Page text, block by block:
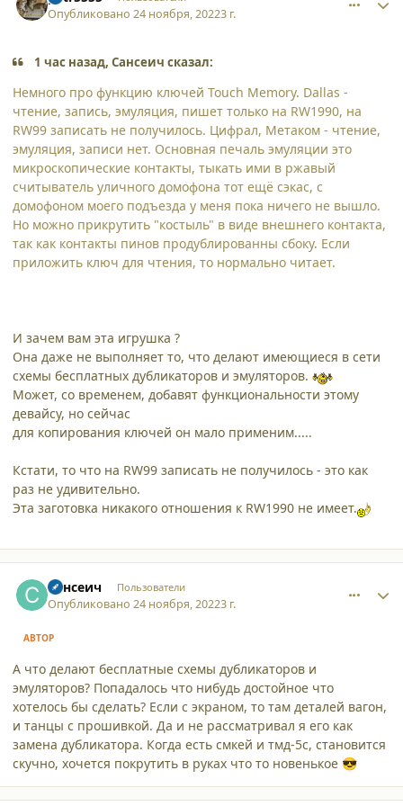
Опубликовано24 ноября, 20223 г.
1 час назад, Сансеич сказал:
Немного про функцию ключей Touch Memory. Dallas -
чтение, запись, эмуляция, пишет только на RW1990, на
RW99 записать не получилось. Цифрал, Метаком - чтение,
эмуляция, записи нет. Основная печаль эмуляции это
микроскопические контакты, тыкать ими в ржавый
считыватель уличного домофона тот ещё сэкас, с
домофоном моего подъезда у меня пока ничего не вышло.
Но можно прикрутить "костыль" в виде внешнего контакта,
так как контакты пинов продублированны сбоку. Если
приложить ключ для чтения, то нормально читает.
И зачем вам эта игрушка ?
Она даже не выполняет то, что делают имеющиеся в сети
схемы бесплатных дубликаторов и эмуляторов.
Может, со временем, добавят функциональности этому
девайсу, но сейчас
для копирования ключей он мало применим.....
Кстати, то что на RW99 записать не получилось - это как
раз не удивительно.
Эта заготовка никакого отношения к RW1990 не имеет.
Сансеич Пользователи
Опубликовано24 ноября, 20223 г.
АВТОР
А что делают бесплатные схемы дубликаторов и
эмуляторов? Попадалось что нибудь достойное что
хотелось бы сделать? Если с экраном, то там деталей вагон,
и танцы с прошивкой. Да и не рассматривал я его как
замена дубликатора. Когда есть смкей и тмд-5с, становится
скучно, хочется покрутить в руках что то новенькое 😎